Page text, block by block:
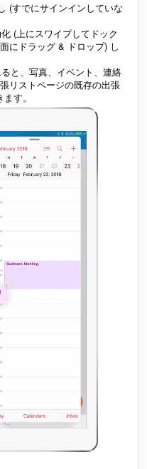
(すでにサインインしていな
(上にスワイプしてドック
にドラッグ & ドロップ) し
と、写真、イベント、連絡
リストページの既存の出張
す。